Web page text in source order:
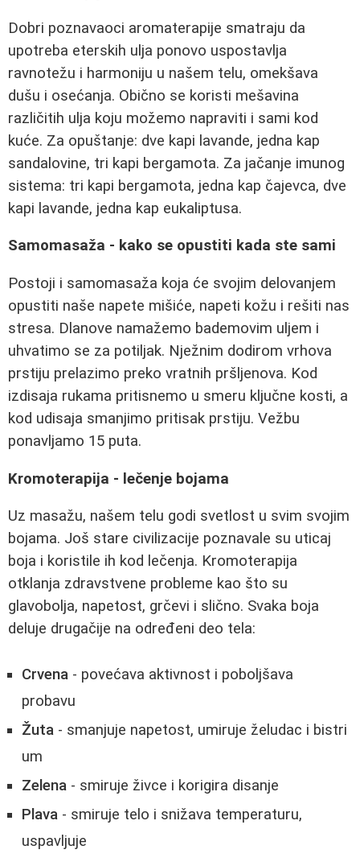
Dobri poznavaoci aromaterapije smatraju da
upotreba eterskih ulja ponovo uspostavlja
ravnotežu i harmoniju u našem telu, omekšava
dušu i osećanja. Obično se koristi mešavina
različitih ulja koju možemo napraviti i sami kod
kuće. Za opuštanje: dve kapi lavande, jedna kap
sandalovine, tri kapi bergamota. Za jačanje imunog
sistema: tri kapi bergamota, jedna kap čajevca, dve
kapi lavande, jedna kap eukaliptusa.
Samomasaža - kako se opustiti kada ste sami
Postoji i samomasaža koja će svojim delovanjem
opustiti naše napete mišiće, napeti kožu i rešiti nas
stresa. Dlanove namažemo bademovim uljem i
uhvatimo se za potiljak. Nježnim dodirom vrhova
prstiju prelazimo preko vratnih pršljenova. Kod
izdisaja rukama pritisnemo u smeru ključne kosti, a
kod udisaja smanjimo pritisak prstiju. Vežbu
ponavljamo 15 puta.
Kromoterapija - lečenje bojama
Uz masažu, našem telu godi svetlost u svim svojim
bojama. Još stare civilizacije poznavale su uticaj
boja i koristile ih kod lečenja. Kromoterapija
otklanja zdravstvene probleme kao što su
glavobolja, napetost, grčevi i slično. Svaka boja
deluje drugačije na određeni deo tela:
Crvena - povećava aktivnost i poboljšava
probavu
Žuta - smanjuje napetost, umiruje želudac i bistri
um
Zelena - smiruje živce i korigira disanje
Plava - smiruje telo i snižava temperaturu,
uspavljuje